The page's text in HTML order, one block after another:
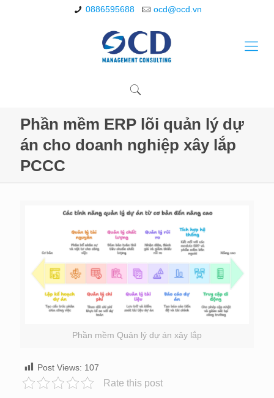
0886595688 ocd@ocd.vn
Phần mềm ERP lõi quản lý dự
án cho doanh nghiệp xây lắp
PCCC
Phần mềm Quản lý dự án xây lắp
Post Views: 107
Rate this post